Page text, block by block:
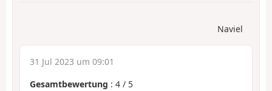
Naviel
31 Jul 2023 um 09:01
Gesamtbewertung : 4 / 5